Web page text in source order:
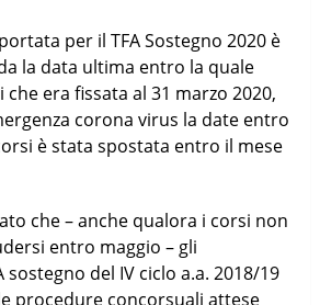
per il TFA Sostegno 2020 è
la data ultima entro la quale
era fissata al 31 marzo 2020,
corona virus la date entro
è stata spostata entro il mese
che – anche qualora i corsi non
entro maggio – gli
sostegno del IV ciclo a.a. 2018/19
procedure concorsuali attese